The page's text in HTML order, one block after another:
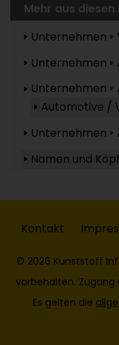
Mehr aus diesen
Unternehmen
Unternehmen
Unternehmen
Automotive /
Unternehmen
Namen und
Kontakt
© 2026 Kunststoff
vorbehalten. Zugang
Es gelten die